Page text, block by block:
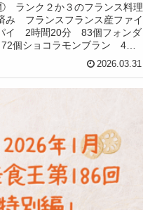
ランク２か３のフランス料理
み フランスフランス産ファイ
イ 2時間20分 83個フォンダ
個ショコラモンブラン 4時
6時間 100個ガト...
2026.03.31